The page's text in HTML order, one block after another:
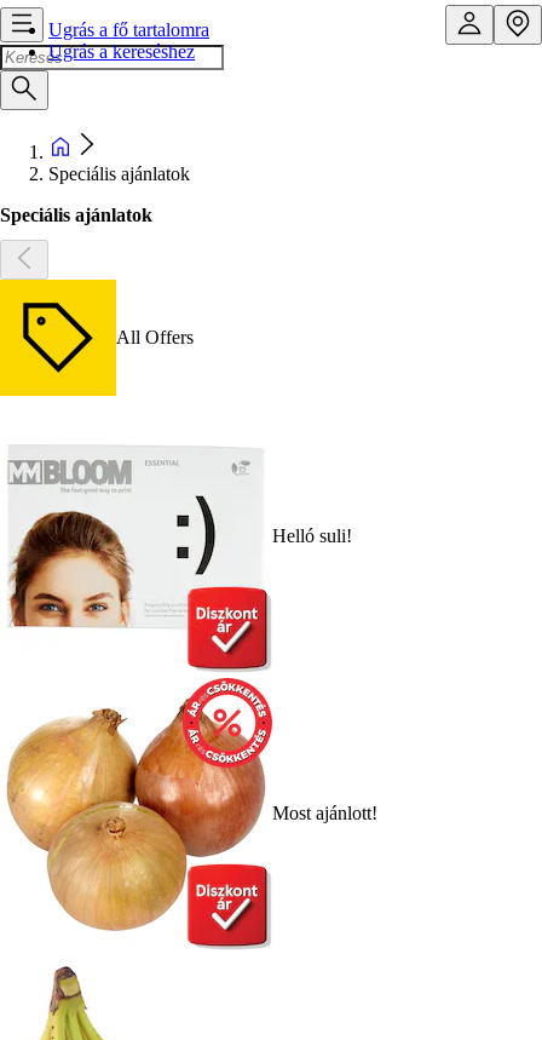
Ugrás a fő tartalomra
Ugrás a kereséshez
Speciális ajánlatok
Speciális ajánlatok
All Offers
Helló suli!
Most ajánlott!